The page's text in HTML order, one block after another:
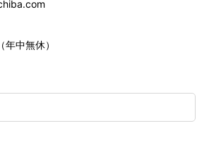
中無休）